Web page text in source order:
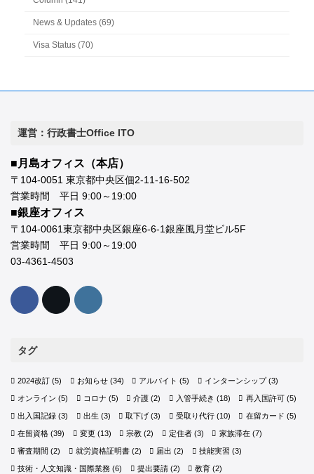
News & Updates (69)
Visa Status (70)
運営：行政書士Office ITO
■月島オフィス（本店）
〒104-0051 東京都中央区佃2-11-16-502
営業時間 平日 9:00～19:00
■銀座オフィス
〒104-0061東京都中央区銀座6-6-1銀座風月堂ビル5F
営業時間 平日 9:00～19:00
03-4361-4503
タグ
2024改訂 (5) お知らせ(34) アルバイト (5) インターンシップ(3)
オンライン (5) コロナ (5) 介護 (2) 入管手続き (18) 再入国許可(5)
出入国記録 (3) 出生 (3) 取下げ (3) 受取り代行(10) 在留カード (5)
在留資格 (39) 変更 (13) 宗教 (2) 定住者(3) 家族滞在(7)
審査期間 (2) 就労資格証明書(2) 届出 (2) 技能実習 (3)
技術・人文知識・国際業務 (6) 提出要請(2) 教育 (2)